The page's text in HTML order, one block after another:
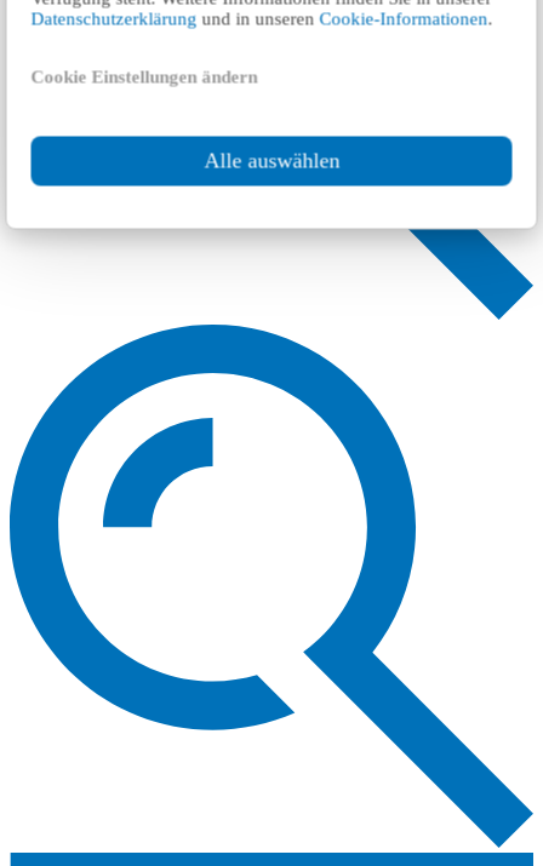
Datenschutzerklärung und in unserenCookie-Informationen.
Cookie Einstellungen ändern
Alle auswählen